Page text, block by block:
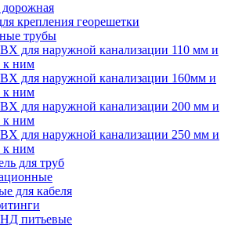
дорожная
крепления георешетки
трубы
для наружной канализации 110 мм и
к ним
для наружной канализации 160мм и
к ним
для наружной канализации 200 мм и
к ним
для наружной канализации 250 мм и
к ним
для труб
для кабеля
питьевые